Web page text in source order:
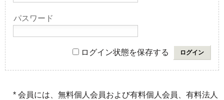
パスワード
ログイン状態を保存する
* 会員には、無料個人会員および有料個人会員、有料法人